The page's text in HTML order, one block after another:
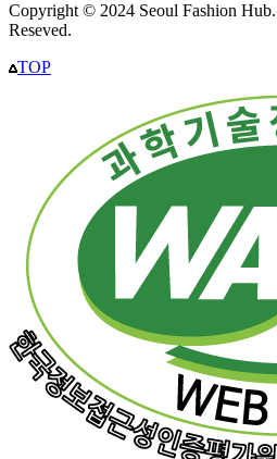
Copyright © 2024 Seoul Fashion
Reseved.
TOP